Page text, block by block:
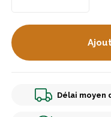
Délai moyen